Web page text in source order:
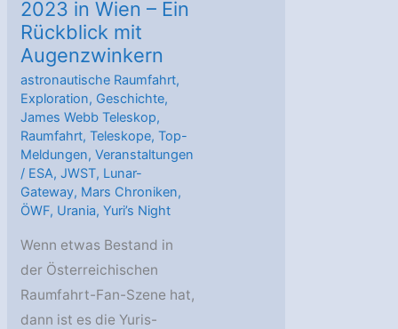
2023 in Wien – Ein
Rückblick mit
Augenzwinkern
astronautische Raumfahrt,
Exploration, Geschichte,
James Webb Teleskop,
Raumfahrt,Teleskope,Top-
Meldungen,Veranstaltungen
/ ESA,JWST, Lunar-
Gateway, Mars Chroniken,
ÖWF, Urania,Yuri’s Night
Wenn etwas Bestand in
der Österreichischen
Raumfahrt-Fan-Szene hat,
dann ist es die Yuris-